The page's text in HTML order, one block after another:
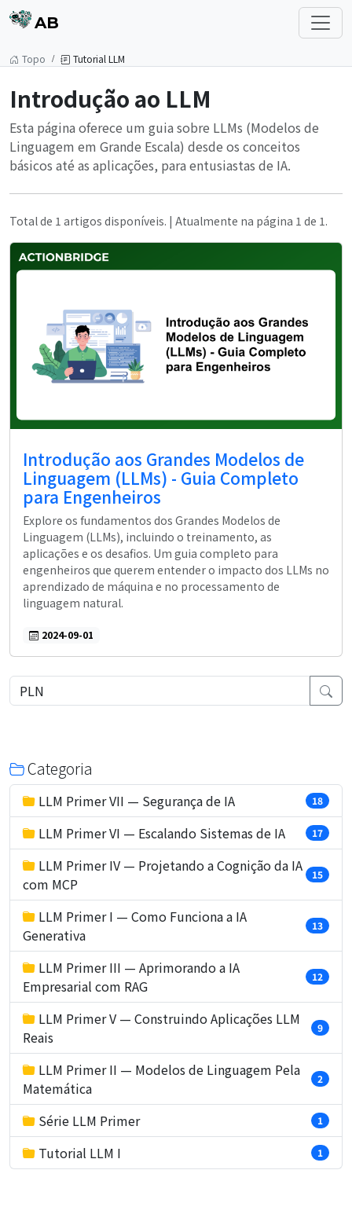
AB
Topo Tutorial LLM
Introdução ao LLM
Esta página oferece um guia sobre LLMs (Modelos de
Linguagem em Grande Escala) desde os conceitos
básicos até as aplicações, para entusiastas de IA.
Total de 1 artigos disponíveis. | Atualmente na página 1 de 1.
Introdução aos Grandes Modelos de
Linguagem (LLMs) - Guia Completo
para Engenheiros
Explore os fundamentos dos Grandes Modelos de
Linguagem (LLMs), incluindo o treinamento, as
aplicações e os desafios. Um guia completo para
engenheiros que querem entender o impacto dos LLMs no
aprendizado de máquina e no processamento de
linguagem natural.
2024-09-01
Categoria
LLM Primer VII — Segurança de IA 18
LLM Primer VI — Escalando Sistemas de IA 17
LLM Primer IV — Projetando a Cognição da IA
com MCP
15
LLM Primer I — Como Funciona a IA
Generativa
13
LLM Primer III — Aprimorando a IA
Empresarial com RAG
12
LLM Primer V — Construindo Aplicações LLM
Reais
9
LLM Primer II — Modelos de Linguagem Pela
Matemática
2
Série LLM Primer 1
Tutorial LLM I 1